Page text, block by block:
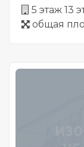
5 этаж 13
общая